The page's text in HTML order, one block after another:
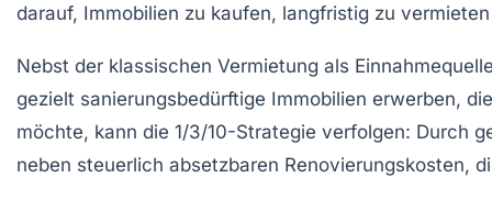
darauf, Immobilien zu kaufen, langfristig zu
Nebst der klassischen Vermietung als
gezielt sanierungsbedürftige Immobilien erwerben,
möchte, kann die 1/3/10-Strategie verfolgen: Durch
neben steuerlich absetzbaren Renovierungskosten,